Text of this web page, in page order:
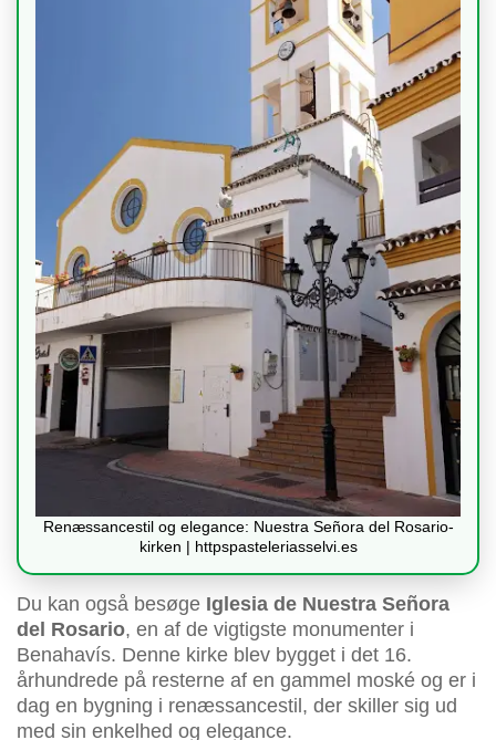
Renæssancestil og elegance: Nuestra Señora del Rosario-
kirken | httpspasteleriasselvi.es
Du kan også besøge Iglesia de Nuestra Señora
del Rosario, en af de vigtigste monumenter i
Benahavís. Denne kirke blev bygget i det 16.
århundrede på resterne af en gammel moské og er i
dag en bygning i renæssancestil, der skiller sig ud
med sin enkelhed og elegance.